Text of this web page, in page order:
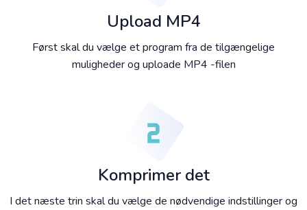
Upload MP4
Først skal du vælge et program fra de tilgængelige
muligheder og uploade MP4 -filen
Komprimer det
I det næste trin skal du vælge de nødvendige indstillinger og